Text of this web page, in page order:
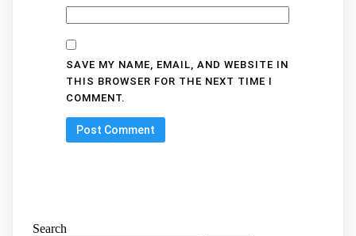
SAVE MY NAME, EMAIL, AND WEBSITE IN
THIS BROWSER FOR THE NEXT TIME I
COMMENT.
Search